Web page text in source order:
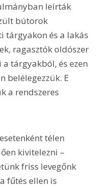
leírták
bútorok
tárgyakon és a lakás
ragasztók oldószer
tárgyakból, és ezen
belélegezzük. E
a rendszeres
télen
kivitelezni –
friss levegőnk
fűtés ellen is